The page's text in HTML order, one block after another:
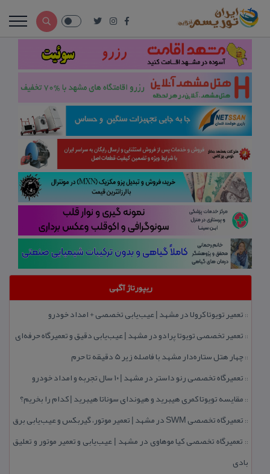
ریپورتاژ آگهی
:: تعمیر تویوتا كرولا در مشهد | عیب‌یابی تخصصی + امداد خودرو
:: تعمیر تخصصی تویوتا پرادو در مشهد | عیب‌یابی دقیق و تعمیرگاه حرفه‌ای
::چهار هتل‌ ستاره‌دار مشهد با فاصله زیر 5 دقیقه تا حرم
:: تعمیرگاه تخصصی رنو داستر در مشهد | ۱۰ سال تجربه و امداد خودرو
:: مقایسه تویوتا كمری هیبرید و هیوندای سوناتا هیبرید | كدام را بخریم؟
:: تعمیرگاه تخصصی SWM در مشهد | تعمیر موتور، گیربكس و عیب‌یابی برق
:: تعمیرگاه تخصصی كیا موهاوی در مشهد | عیب‌یابی و تعمیر موتور و تعلیق
بادی